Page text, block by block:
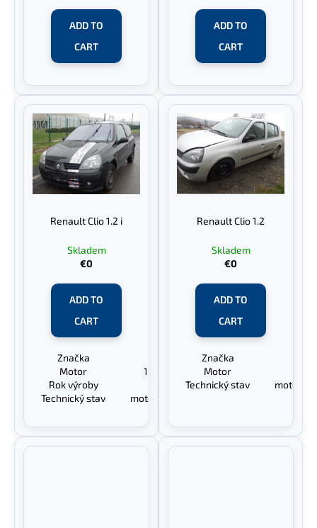
ADD TO
CART
ADD TO
CART
Renault Clio 1.2 i
Skladem
€0
ADD TO
CART
Značka
Renault Clio
Motor
1.2 D7FG7 43 KW
Rok výroby
1999
Technický stav
motor + převodovka OK
Renault Clio 1.2
Skladem
€0
ADD TO
CART
Značka
Motor
Technický stav
motor +
n
d